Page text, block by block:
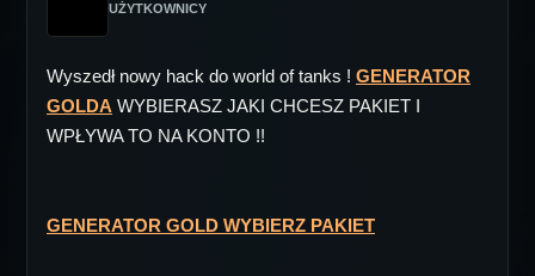
UŻYTKOWNICY
Wyszedł nowy hack do world of tanks ! GENERATOR
GOLDA WYBIERASZ JAKI CHCESZ PAKIET I
WPŁYWA TO NA KONTO !!
GENERATOR GOLD WYBIERZ PAKIET